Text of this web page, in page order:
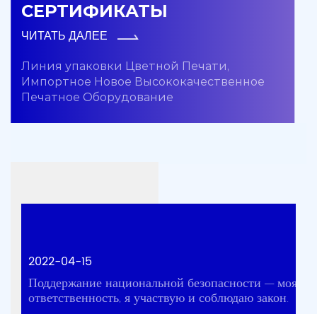
СЕРТИФИКАТЫ
ЧИТАТЬ ДАЛЕЕ
Линия упаковки Цветной Печати,
Импортное Новое Высококачественное
Печатное Оборудование
2022-04-15
Поддержание национальной безопасности — моя
ответственность, я участвую и соблюдаю закон.